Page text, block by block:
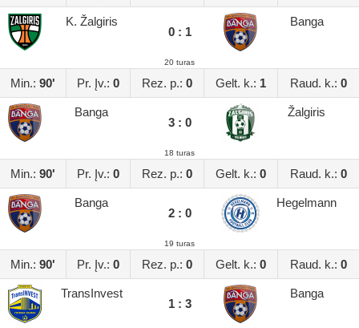
K. Žalgiris
0 : 1
Banga
20 turas
Min.: 90' Pr. Įv.: 0 Rez. p.: 0 Gelt. k.: 1 Raud. k.: 0
Banga
3 : 0
Žalgiris
18 turas
Min.: 90' Pr. Įv.: 0 Rez. p.: 0 Gelt. k.: 0 Raud. k.: 0
Banga
2 : 0
Hegelmann
19 turas
Min.: 90' Pr. Įv.: 0 Rez. p.: 0 Gelt. k.: 0 Raud. k.: 0
TransInvest
1 : 3
Banga